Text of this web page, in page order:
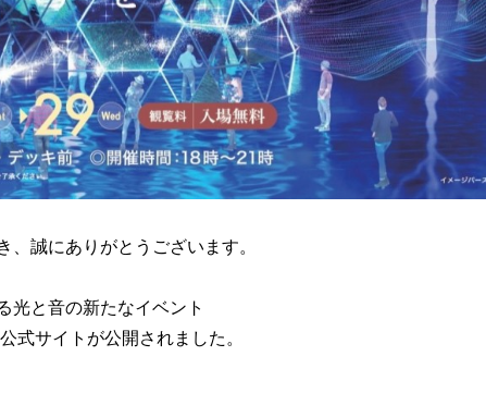
誠にありがとうございます。
光と音の新たなイベント
式サイトが公開されました。